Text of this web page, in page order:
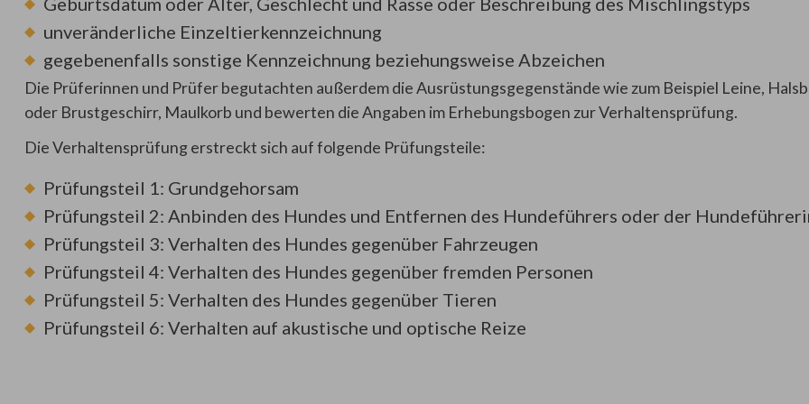
unveränderliche Einzeltierkennzeichnung
gegebenenfalls sonstige Kennzeichnung beziehungsweise Abzeichen
Die Prüferinnen und Prüfer begutachten außerdem die Ausrüstungsgegenstände wie zum Beispiel Leine,
oder Brustgeschirr, Maulkorb und bewerten die Angaben im Erhebungsbogen zur Verhaltensprüfung.
Die Verhaltensprüfung erstreckt sich auf folgende Prüfungsteile:
Prüfungsteil 1: Grundgehorsam
Prüfungsteil 2: Anbinden des Hundes und Entfernen des Hundeführers oder der
Prüfungsteil 3: Verhalten des Hundes gegenüber Fahrzeugen
Prüfungsteil 4: Verhalten des Hundes gegenüber fremden Personen
Prüfungsteil 5: Verhalten des Hundes gegenüber Tieren
Prüfungsteil 6: Verhalten auf akustische und optische Reize